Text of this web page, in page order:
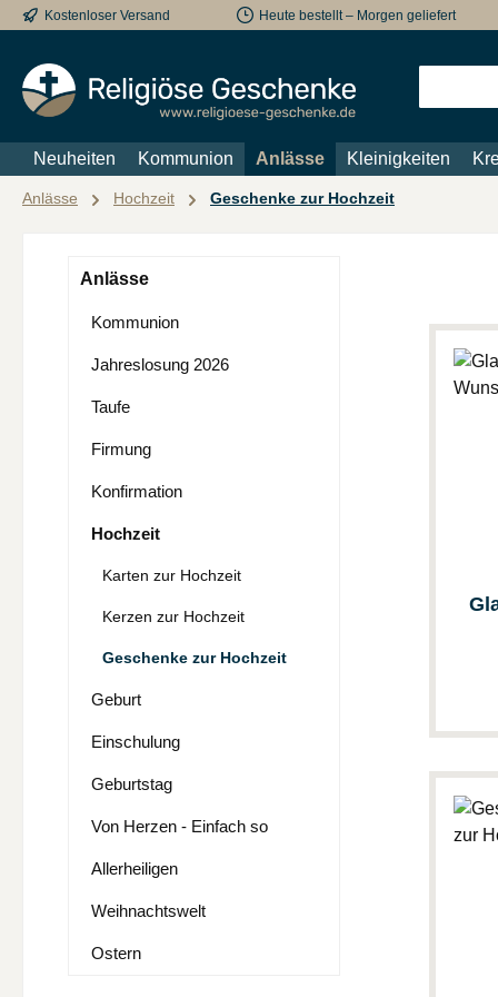
Hauptinhalt springen
Zur Suche springen
Zur Hauptnavigation springen
Kostenloser Versand Heute bestellt – Morgen geliefert
Neuheiten Kommunion Anlässe Kleinigkeiten
Anlässe Hochzeit Geschenke zur Hochzeit
Anlässe
Kommunion
Jahreslosung 2026
Taufe
Firmung
Konfirmation
Hochzeit
Karten zur Hochzeit
Kerzen zur Hochzeit
Geschenke zur Hochzeit
Geburt
Einschulung
Geburtstag
Von Herzen - Einfach so
Allerheiligen
Weihnachtswelt
Ostern